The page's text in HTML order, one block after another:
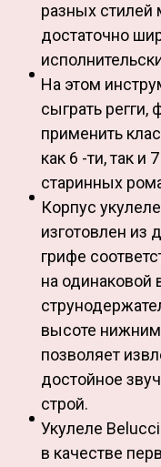
разных стилей
достаточно
На этом
сыграть регги,
применить
как 6 -ти, так и
старинных
Корпус
изготовлен из
грифе
на одинаковой
высоте
позволяет
достойное
строй.
Укулеле
в качестве